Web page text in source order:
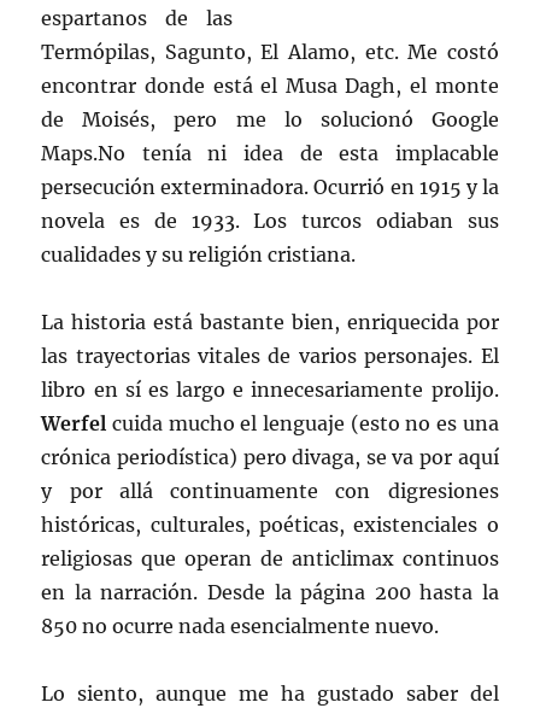
espartanos de las
Termópilas, Sagunto, El Alamo, etc. Me costó
encontrar donde está el Musa Dagh, el monte
de Moisés, pero me lo solucionó Google
Maps.No tenía ni idea de esta implacable
persecución exterminadora. Ocurrió en 1915 y la
novela es de 1933. Los turcos odiaban sus
cualidades y su religión cristiana.
La historia está bastante bien, enriquecida por
las trayectorias vitales de varios personajes. El
libro en sí es largo e innecesariamente prolijo.
Werfel cuida mucho el lenguaje (esto no es una
crónica periodística) pero divaga, se va por aquí
y por allá continuamente con digresiones
históricas, culturales, poéticas, existenciales o
religiosas que operan de anticlimax continuos
en la narración. Desde la página 200 hasta la
850 no ocurre nada esencialmente nuevo.
Lo siento, aunque me ha gustado saber del